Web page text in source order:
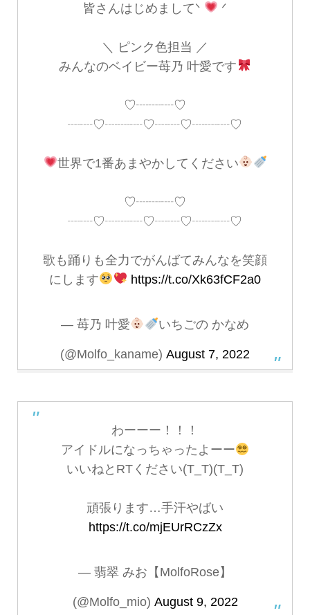
皆さんはじめましてᐠ ᐟ
＼ ピンク色担当 ／
みんなのベイビー苺乃 叶愛です
♡┈┈┈♡
┈┈♡┈┈┈♡┈┈♡┈┈┈♡
世界で1番あまやかしてください
♡┈┈┈♡
┈┈♡┈┈┈♡┈┈♡┈┈┈♡
歌も踊りも全力でがんばてみんなを笑顔
にします
https://t.co/Xk63fCF2a0
— 苺乃 叶愛 いちごの かなめ
(@Molfo_kaname) August 7, 2022
わーーー！！！
アイドルになっちゃったよーー
いいねとRTください(T_T)(T_T)
頑張ります…手汗やばい
https://t.co/mjEUrRCzZx
— 翡翠 みお【MolfoRose】
(@Molfo_mio) August 9, 2022